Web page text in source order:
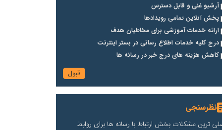
آرشیو غنی و قابل دسترس
پخش آنلاین تمامی رویدادها
ارائه خدمات آموزشی برای مخاطیان هدف
درج کلیه خدمات اطلاع رسانی در بستر اینترنت
کاهش هزینه های درج خبر در رسانه ها
نظرسنجی
ترین مشکلات بخش ارتباط با رسانه ها برای روابط